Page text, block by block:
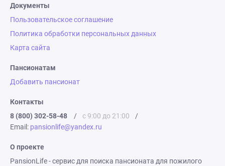
Документы
Пользовательское соглашение
Политика обработки персональных данных
Карта сайта
Пансионатам
Добавить пансионат
Контакты
8 (800) 302-58-48
/ с 9:00 до 21:00
/
Email: pansionlife@yandex.ru
О проекте
PansionLife - сервис для поиска пансионата для пожилого